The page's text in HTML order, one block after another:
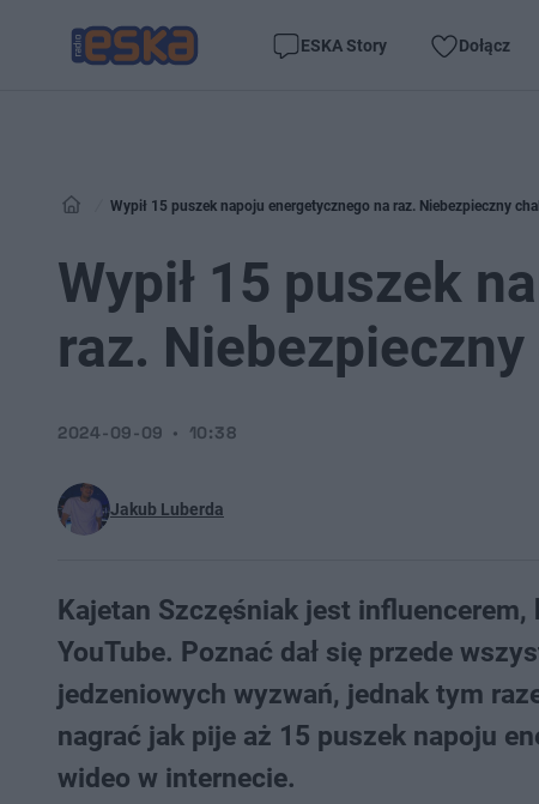
ESKA Story Dołącz
Wypił 15 puszek napoju energetycznego na raz. Niebezpieczny
Wypił 15 puszek
raz.
Jakub Luberda
2024-09-09 10:38
Kajetan Szczęśniak jest
YouTube. Poznać dał się przede
jedzeniowych wyzwań, jednak tym
nagrać jak pije aż 15 puszek napoju
wideo w internecie.